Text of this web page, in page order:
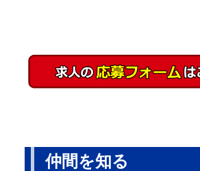
仲間を知る